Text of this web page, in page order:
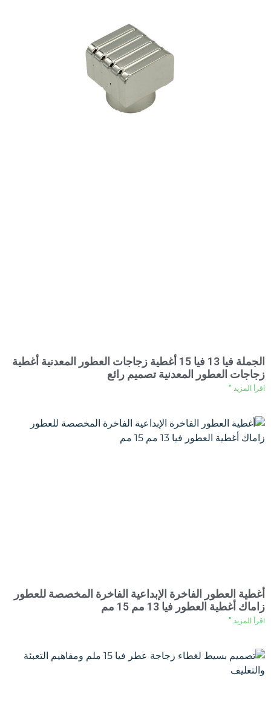
الجملة فيا 13 فيا 15 أغطية زجاجات العطور المعدنية أغطية
زجاجات العطور المعدنية تصميم رائع
اقرأ المزيد "
أغطية العطور الفاخرة الإبداعية الفاخرة المخصصة للعطور
زاماك أغطية العطور فيا 13 مم 15 مم
اقرأ المزيد "